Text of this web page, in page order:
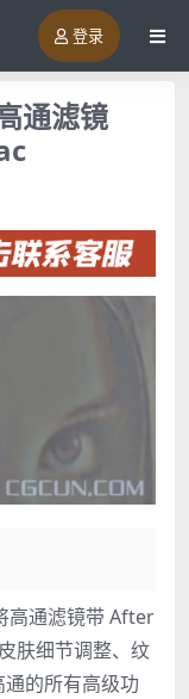
登录
通滤镜
高通滤镜带 After
肤细节调整、纹
的所有高级功